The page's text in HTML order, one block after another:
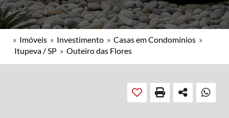
» Imóveis » Investimento » Casas em Condomínios »
Itupeva / SP » Outeiro das Flores